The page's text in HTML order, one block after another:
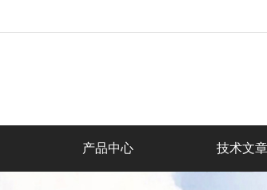
产品中心 技术文章